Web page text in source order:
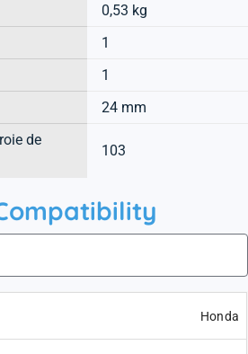
0,53 kg
1
1
24 mm
de
103
Honda